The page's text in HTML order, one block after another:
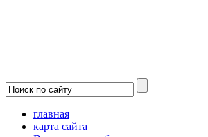
главная
карта сайта